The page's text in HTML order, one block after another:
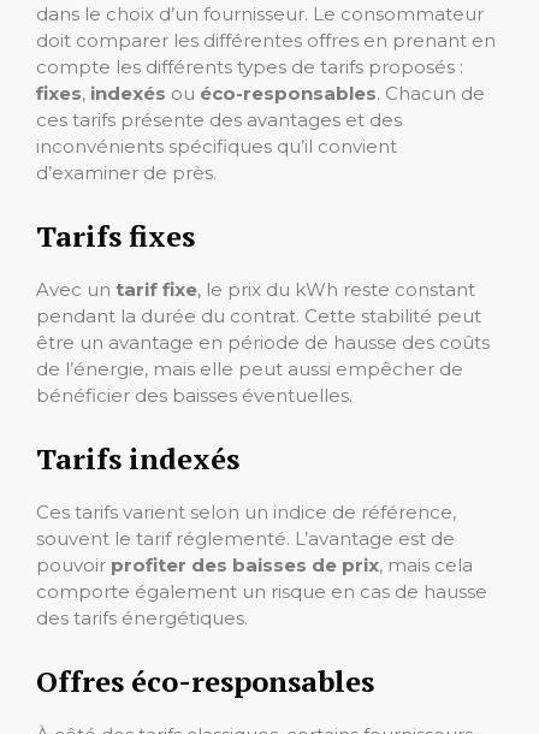
dans le choix d’un fournisseur. Le consommateur
doit comparer les différentes offres en prenant en
compte les différents types de tarifs proposés :
fixes, indexés ou éco-responsables. Chacun de
ces tarifs présente des avantages et des
inconvénients spécifiques qu’il convient
d’examiner de près.
Tarifs fixes
Avec un tarif fixe, le prix du kWh reste constant
pendant la durée du contrat. Cette stabilité peut
être un avantage en période de hausse des coûts
de l’énergie, mais elle peut aussi empêcher de
bénéficier des baisses éventuelles.
Tarifs indexés
Ces tarifs varient selon un indice de référence,
souvent le tarif réglementé. L’avantage est de
pouvoir profiter des baisses de prix, mais cela
comporte également un risque en cas de hausse
des tarifs énergétiques.
Offres éco-responsables